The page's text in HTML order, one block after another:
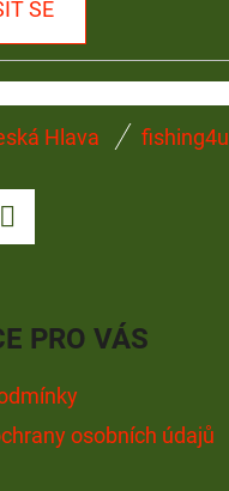
SE
Hlava fishing4u
PRO VÁS
osobních údajů